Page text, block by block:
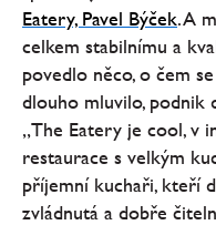
Eatery, Pavel Býček. A
celkem stabilnímu a
povedlo něco, o čem
dlouho mluvilo, podnik
„The Eatery je cool, v
restaurace s velkým
příjemní kuchaři, kteří
zvládnutá a dobře